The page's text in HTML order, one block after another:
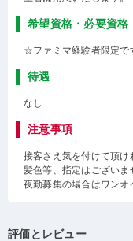
希望資格・必要資格
☆ファミマ経験者限定で
待遇
なし
注意事項
接客さえ気を付けて頂け
髪色等、指定はございま
夜勤募集の場合はワンオ
評価とレビュー